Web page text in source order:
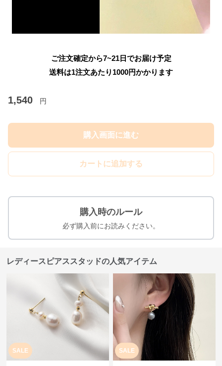
ご注文確定から7~21日でお届け予定
送料は1注文あたり 1000円かかります
1,540 円
購入画面に進む
カートに追加する
購入時のルール
必ず購入前にお読みください。
レディースピアススタッドの人気アイテム
SALE SALE